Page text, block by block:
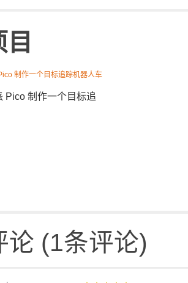
Pico 制作一个目标追
论 (1条评论)